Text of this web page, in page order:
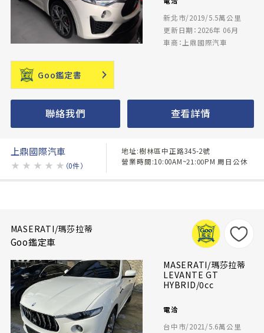
新北市/2019/5.5萬公里
更新日期：2026年 06月
車商：上鼎國際汽車
Goo鑑定書
聯絡我們 查看詳情
上鼎國際汽車
★ ★ ★ ★ ★ （0件）
地址:樹林區中正路345-2號
營業時間:10:00AM~21:00PM 周日公休
MASERATI/瑪莎拉蒂
Goo鑑定車
MASERATI/瑪莎拉蒂
LEVANTE GT
HYBRID/0cc
電洽
台中市/2021/5.6萬公里